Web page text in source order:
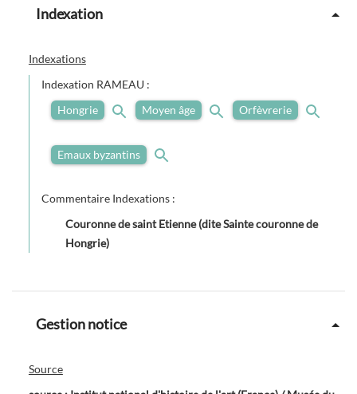
Indexation
Indexations
Indexation RAMEAU :
Hongrie
Moyen âge Orfèvrerie
Emaux byzantins
Commentaire Indexations :
Couronne de saint Etienne (dite Sainte couronne de
Hongrie)
Gestion notice
Source